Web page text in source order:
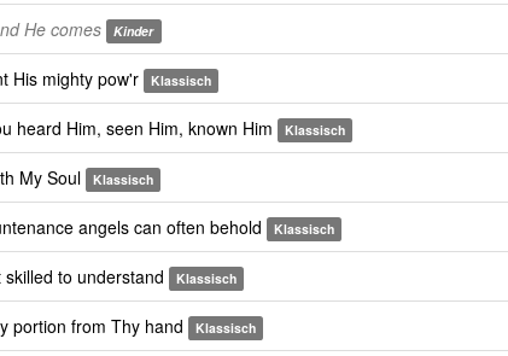
He comes Kinder
His mighty pow'r Klassisch
heard Him, seen Him, known Him Klassisch
My Soul Klassisch
angels can often behold Klassisch
to understand Klassisch
portion from Thy hand Klassisch